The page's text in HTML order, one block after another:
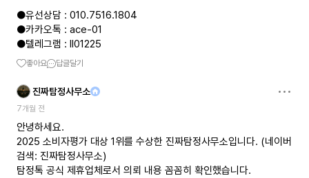
●유선상담 : 010.7516.1804
●카카오톡 : ace-01
●텔레그램 : ll01225
좋아요 답글달기
진짜탐정사무소
7개월 전
안녕하세요.
2025 소비자평가 대상 1위를 수상한 진짜탐정사무소입니다. (네이버
검색: 진짜탐정사무소)
탐정톡 공식 제휴업체로서 의뢰 내용 꼼꼼히 확인했습니다.